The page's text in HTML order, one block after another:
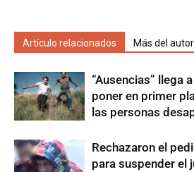
Artículo relacionados Más del autor
“Ausencias” llega
poner en primer
las personas
Rechazaron el
para suspender el